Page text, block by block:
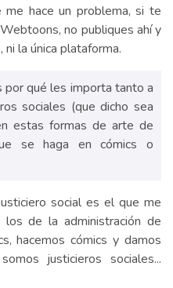
me hace un problema, si te
no publiques ahí y
la única plataforma.
por qué les importa tanto a
sociales (que dicho sea
estas formas de arte de
se haga en cómics o
social es el que me
de la administración de
hacemos cómics y damos
justicieros sociales...